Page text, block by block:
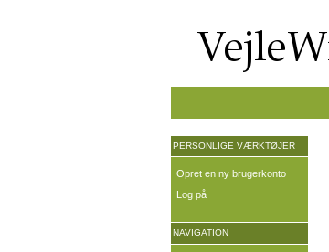
PERSONLIGE VÆRKTØJER
Opret en ny brugerkonto
Log på
NAVIGATION